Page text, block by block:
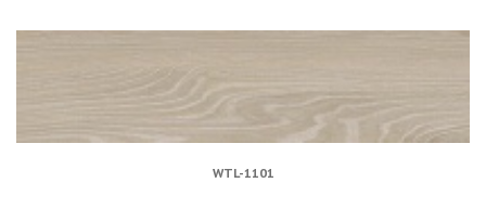
WTL-1101